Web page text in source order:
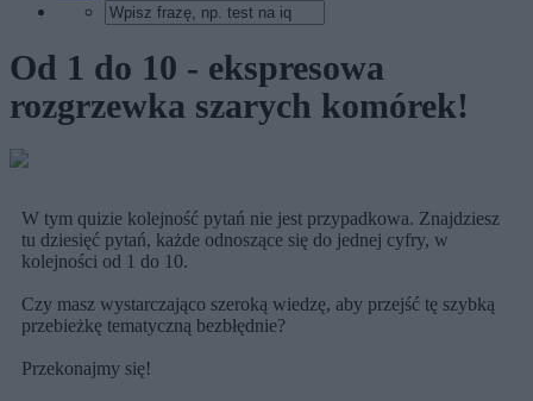
Od 1 do 10 - ekspresowa
rozgrzewka szarych komórek!
W tym quizie kolejność pytań nie jest przypadkowa. Znajdziesz
tu dziesięć pytań, każde odnoszące się do jednej cyfry, w
kolejności od 1 do 10.
Czy masz wystarczająco szeroką wiedzę, aby przejść tę szybką
przebieżkę tematyczną bezbłędnie?
Przekonajmy się!